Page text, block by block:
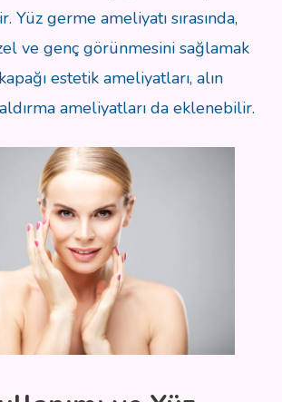
Yüz germe ameliyatı sırasında,
ve genç görünmesini sağlamak
estetik ameliyatları, alın
ameliyatları da eklenebilir.